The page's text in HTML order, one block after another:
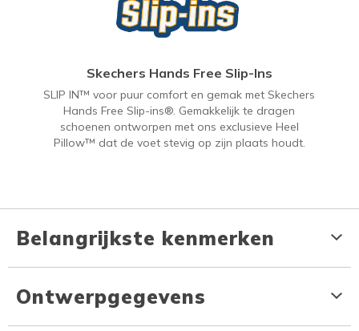
Skechers Hands Free Slip-Ins
SLIP IN™ voor puur comfort en gemak met Skechers
Hands Free Slip-ins®. Gemakkelijk te dragen
schoenen ontworpen met ons exclusieve Heel
Pillow™ dat de voet stevig op zijn plaats houdt.
Belangrijkste kenmerken
Ontwerpgegevens